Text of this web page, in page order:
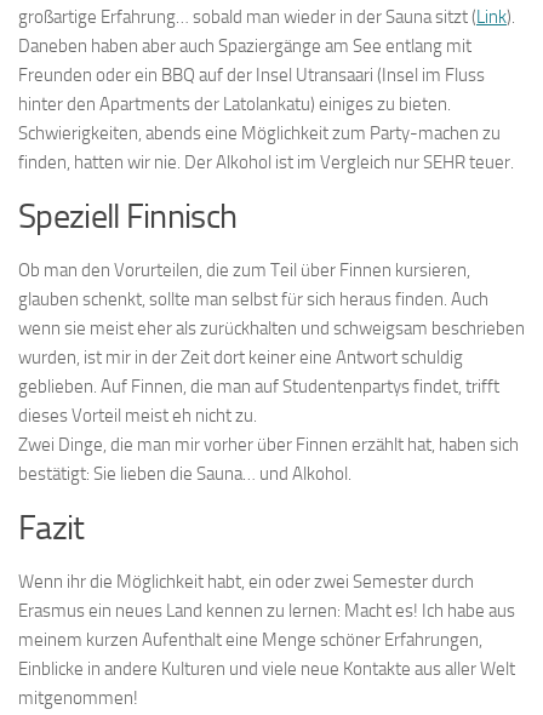
großartige Erfahrung… sobald man wieder in der Sauna sitzt (Link).
Daneben haben aber auch Spaziergänge am See entlang mit
Freunden oder ein BBQ auf der Insel Utransaari (Insel im Fluss
hinter den Apartments der Latolankatu) einiges zu bieten.
Schwierigkeiten, abends eine Möglichkeit zum Party-machen zu
finden, hatten wir nie. Der Alkohol ist im Vergleich nur SEHR teuer.
Speziell Finnisch
Ob man den Vorurteilen, die zum Teil über Finnen kursieren,
glauben schenkt, sollte man selbst für sich heraus finden. Auch
wenn sie meist eher als zurückhalten und schweigsam beschrieben
wurden, ist mir in der Zeit dort keiner eine Antwort schuldig
geblieben. Auf Finnen, die man auf Studentenpartys findet, trifft
dieses Vorteil meist eh nicht zu.
Zwei Dinge, die man mir vorher über Finnen erzählt hat, haben sich
bestätigt: Sie lieben die Sauna… und Alkohol.
Fazit
Wenn ihr die Möglichkeit habt, ein oder zwei Semester durch
Erasmus ein neues Land kennen zu lernen: Macht es! Ich habe aus
meinem kurzen Aufenthalt eine Menge schöner Erfahrungen,
Einblicke in andere Kulturen und viele neue Kontakte aus aller Welt
mitgenommen!